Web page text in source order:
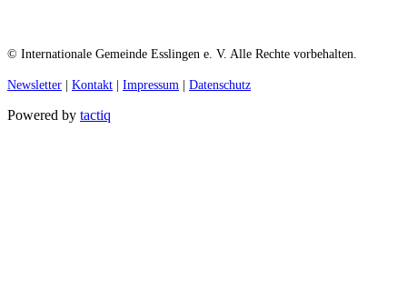
© Internationale Gemeinde Esslingen e. V. Alle Rechte vorbehalten.
Newsletter | Kontakt | Impressum | Datenschutz
Powered by tactiq